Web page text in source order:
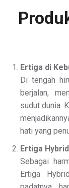
Ertiga di
Di tengah
berjalan,
sudut dunia.
hati yang
Ertiga
Sebagai
Ertiga